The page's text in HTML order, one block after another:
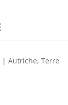
| Autriche, Terre